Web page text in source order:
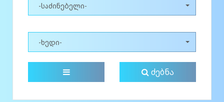
-საძინებელი-
-ხედი-
ძებნა